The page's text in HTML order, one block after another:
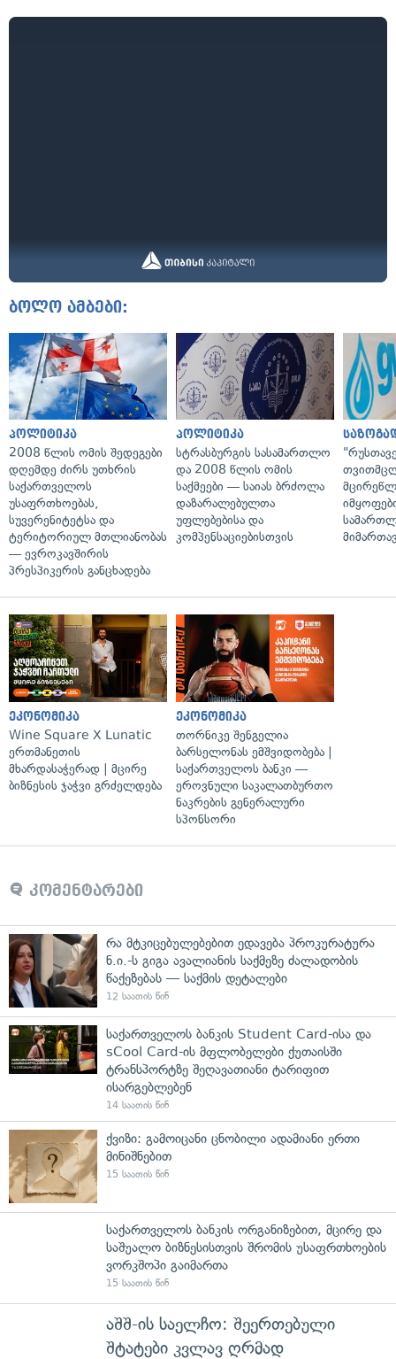
ბოლო ამბები:
პოლიტიკა
2008 წლის ომის შედეგები
დღემდე ძირს უთხრის
საქართველოს
უსაფრთხოებას,
სუვერენიტეტსა და
ტერიტორიულ მთლიანობას
— ევროკავშირის
პრესპიკერის განცხადება
პოლიტიკა
სტრასბურგის სასამართლო
და 2008 წლის ომის
საქმეები — საიას ბრძოლა
დაზარალებულთა
უფლებებისა და
კომპენსაციებისთვის
ეკონომიკა
Wine Square X Lunatic
ერთმანეთის
მხარდასაჭერად | მცირე
ბიზნესის ჯაჭვი გრძელდება
ეკონომიკა
თორნიკე შენგელია
ბარსელონას ემშვიდობება |
საქართველოს ბანკი —
ეროვნული საკალათბურთო
ნაკრების გენერალური
სპონსორი
კომენტარები
რა მტკიცებულებებით ედავება პროკურატურა
ნ.ი.-ს გიგა ავალიანის საქმეზე ძალადობის
წაქეზებას — საქმის დეტალები
12 საათის წინ
საქართველოს ბანკის Student Card-ისა და
sCool Card-ის მფლობელები ქუთაისში
ტრანსპორტზე შეღავათიანი ტარიფით
ისარგებლებენ
14 საათის წინ
ქვიზი: გამოიცანი ცნობილი ადამიანი ერთი
მინიშნებით
15 საათის წინ
საქართველოს ბანკის ორგანიზებით, მცირე და
საშუალო ბიზნესისთვის შრომის უსაფრთხოების
ვორკშოპი გაიმართა
15 საათის წინ
აშშ-ის საელჩო: შეერთებული
შტატები კვლავ ღრმად